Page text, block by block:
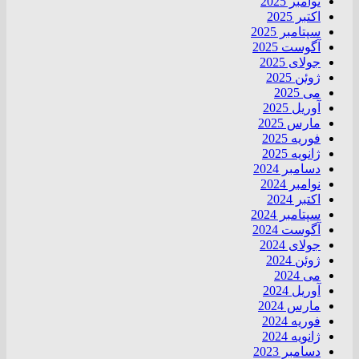
اکتبر 2025
سپتامبر 2025
آگوست 2025
جولای 2025
ژوئن 2025
می 2025
آوریل 2025
مارس 2025
فوریه 2025
ژانویه 2025
دسامبر 2024
نوامبر 2024
اکتبر 2024
سپتامبر 2024
آگوست 2024
جولای 2024
ژوئن 2024
می 2024
آوریل 2024
مارس 2024
فوریه 2024
ژانویه 2024
دسامبر 2023